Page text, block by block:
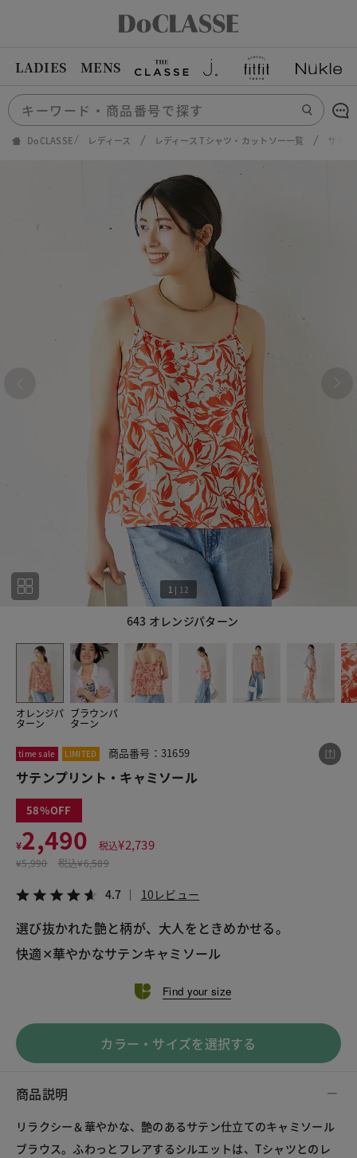
LADIES MENS
DoCLASSE レディース レディース Tシャツ・カットソー一覧 サテ
643 オレンジパターン
1 | 12
オレンジパ
ターン
ブラウンパ
ターン
time sale LIMITED 商品番号：31659
サテンプリント・キャミソール
58
¥2,490 税込¥2,739
¥5,990 税込¥6,589
4.7 10レビュー
選び抜かれた艶と柄が、大人をときめかせる。
快適✕華やかなサテンキャミソール
Find your size
カラー・サイズを選択する
商品説明
リラクシー＆華やかな、艶のあるサテン仕立てのキャミソール
ブラウス。ふわっとフレアするシルエットは、Tシャツとのレ
この商品をシェアする
¥2,490
税込¥2,739
LINE X メール